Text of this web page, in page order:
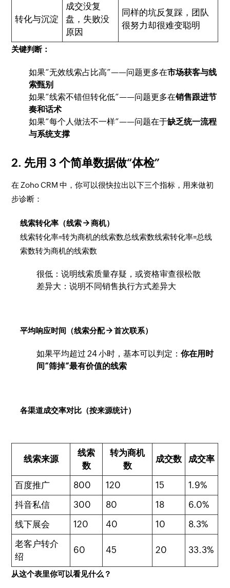
转化与沉淀
成交没复
盘，失败没
原因
同样的坑反复踩，团队
很努力却很难变聪明
关键判断：
如果“无效线索占比高”——问题更多在市场获客与线
索甄别
如果“线索不错但转化低”——问题更多在销售跟进节
奏和话术
如果“每个人做法不一样”——问题在于缺乏统一流程
与系统支撑
2. 先用 3 个简单数据做“体检”
在 Zoho CRM 中，你可以很快拉出以下三个指标，用来做初
步诊断：
线索转化率（线索 → 商机）
线索转化率=转为商机的线索数总线索数线索转化率=总线
索数转为商机的线索数​
很低：说明线索质量存疑，或资格审查很松散
差异大：说明不同销售执行方式差异大
平均响应时间（线索分配 → 首次联系）
如果平均超过 24 小时，基本可以判定：你在用时
间“筛掉”最有价值的线索
各渠道成交率对比（按来源统计）
线索来源
线索
数
转为商机
数
成交数 成交率
百度推广 800 120 15
1.9%
抖音私信
300 80 18
6.0%
线下展会
120 40 10
8.3%
老客户转介
绍
60 45 20 33.3%
从这个表里你可以看见什么？